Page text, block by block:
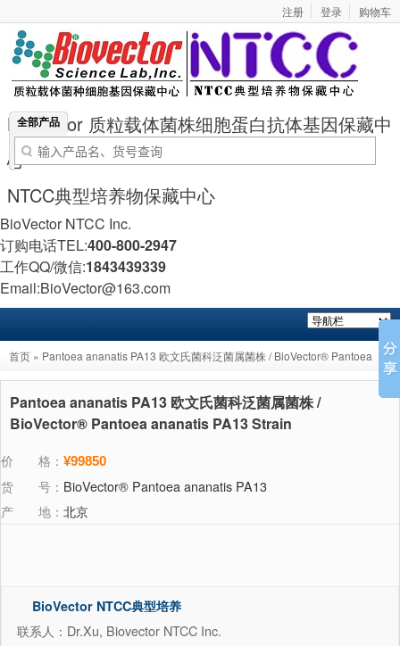
注册 登录 购物车
BioVector 质粒载体菌株细胞蛋白抗体基因保藏中
心
NTCC典型培养物保藏中心
全部产品
BioVector NTCC Inc.
订购电话TEL:400-800-2947
工作QQ/微信:1843439339
Email:BioVector@163.com
首页 » Pantoea ananatis PA13 欧文氏菌科泛菌属菌株 / BioVector® Pantoea
ananatis PA13 Strain
Pantoea ananatis PA13 欧文氏菌科泛菌属菌株 /
BioVector® Pantoea ananatis PA13 Strain
价 格： ¥99850
货 号： BioVector® Pantoea ananatis PA13
产 地： 北京
BioVector NTCC典型培养
联系人：Dr.Xu, Biovector NTCC Inc.